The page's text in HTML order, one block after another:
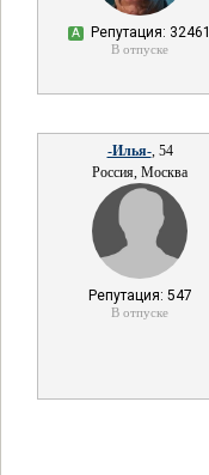
А Репутация: 32461
В отпуске
-Илья-, 54
Россия, Москва
Репутация: 547
В отпуске